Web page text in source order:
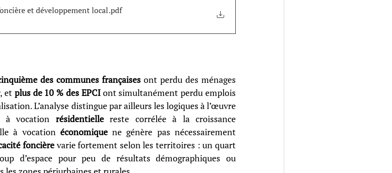
et développement local.pdf
des communes françaises ont perdu des ménages
et plus de 10 % des EPCI ont simultanément perdu emplois
L’analyse distingue par ailleurs les logiques à l’œuvre
à vocation résidentielle reste corrélée à la croissance
à vocation économique ne génère pas nécessairement
foncière varie fortement selon les territoires : un quart
d’espace pour peu de résultats démographiques ou